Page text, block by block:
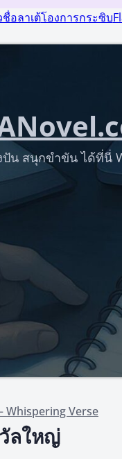
อลาเต้โองการกระซิบ
น สนุกขำขัน ได้ที่นี่
Whispering Verse
ลใหญ่